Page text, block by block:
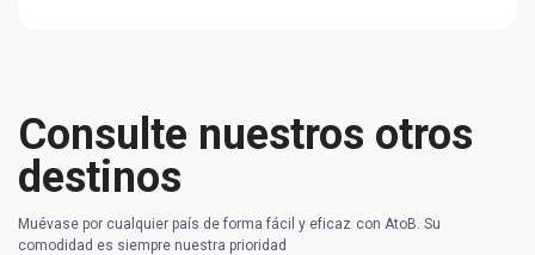
Consulte nuestros otros
destinos
Muévase por cualquier país de forma fácil y eficaz con AtoB. Su
comodidad es siempre nuestra prioridad